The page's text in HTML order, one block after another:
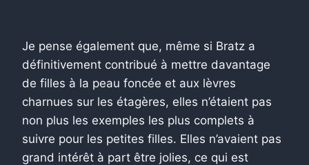
Je pense également que, même si Bratz a
définitivement contribué à mettre davantage
de filles à la peau foncée et aux lèvres
charnues sur les étagères, elles n’étaient pas
non plus les exemples les plus complets à
suivre pour les petites filles. Elles n’avaient pas
grand intérêt à part être jolies, ce qui est